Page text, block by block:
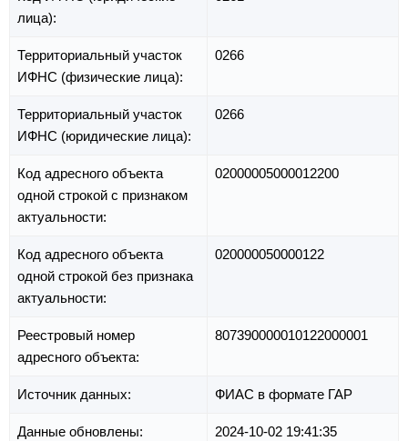
лица):
Территориальный участок
ИФНС (физические лица):
0266
Территориальный участок
ИФНС (юридические лица):
0266
Код адресного объекта
одной строкой с признаком
актуальности:
02000005000012200
Код адресного объекта
одной строкой без признака
актуальности:
020000050000122
Реестровый номер
адресного объекта:
807390000010122000001
Источник данных: ФИАС в формате ГАР
Данные обновлены: 2024-10-02 19:41:35